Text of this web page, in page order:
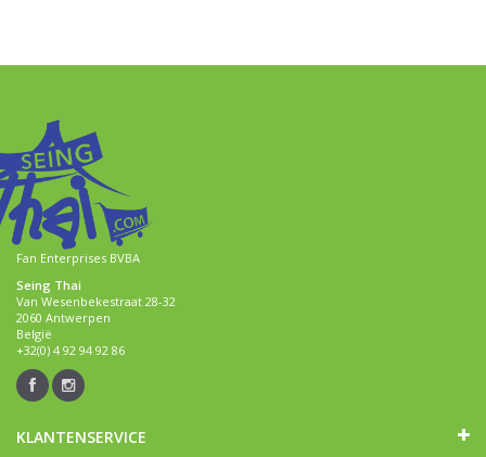
Fan Enterprises BVBA
Seing Thai
Van Wesenbekestraat 28-32
2060 Antwerpen
België
+32(0) 4 92 94 92 86
KLANTENSERVICE